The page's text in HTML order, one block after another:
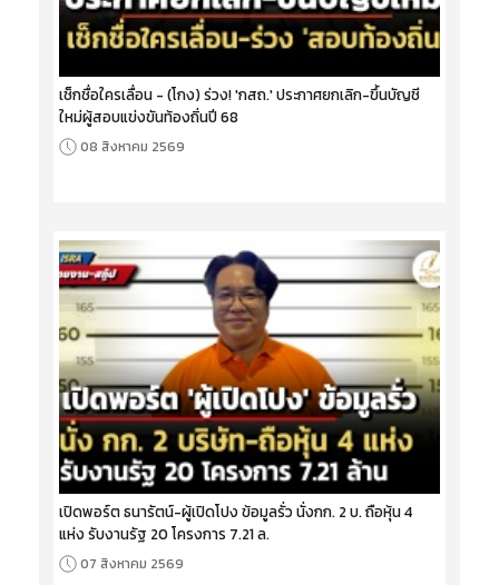
เช็กชื่อใครเลื่อน - (โกง) ร่วง! 'กสถ.' ประกาศยกเลิก-ขึ้นบัญชี
ใหม่ผู้สอบแข่งขันท้องถิ่นปี 68
08 สิงหาคม 2569
เปิดพอร์ต ธนารัตน์-ผู้เปิดโปง ข้อมูลรั่ว นั่งกก. 2 บ. ถือหุ้น 4
แห่ง รับงานรัฐ 20 โครงการ 7.21 ล.
07 สิงหาคม 2569